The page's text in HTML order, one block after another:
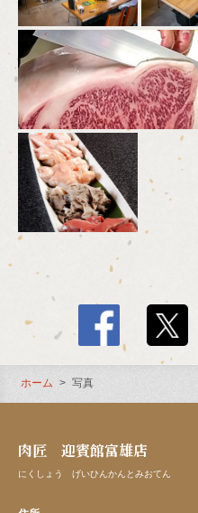
ホーム 写真
肉匠 迎賓館富雄店
にくしょう げいひんかんとみおてん
写真 | 肉匠 迎賓館富雄店
奈良県奈良市三松４-879-1
https://geihinkantomio.owst.jp/
お店情報